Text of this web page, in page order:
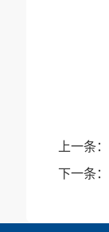
上一条：
下一条：